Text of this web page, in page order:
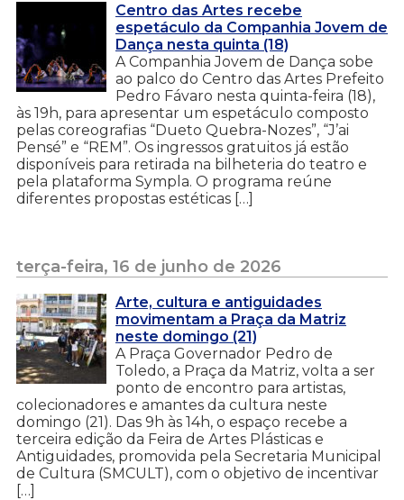
Centro das Artes recebe
espetáculo da Companhia Jovem de
Dança nesta quinta (18)
A Companhia Jovem de Dança sobe
ao palco do Centro das Artes Prefeito
Pedro Fávaro nesta quinta-feira (18),
às 19h, para apresentar um espetáculo composto
pelas coreografias “Dueto Quebra-Nozes”, “J’ai
Pensé” e “REM”. Os ingressos gratuitos já estão
disponíveis para retirada na bilheteria do teatro e
pela plataforma Sympla. O programa reúne
diferentes propostas estéticas […]
terça-feira, 16 de junho de 2026
Arte, cultura e antiguidades
movimentam a Praça da Matriz
neste domingo (21)
A Praça Governador Pedro de
Toledo, a Praça da Matriz, volta a ser
ponto de encontro para artistas,
colecionadores e amantes da cultura neste
domingo (21). Das 9h às 14h, o espaço recebe a
terceira edição da Feira de Artes Plásticas e
Antiguidades, promovida pela Secretaria Municipal
de Cultura (SMCULT), com o objetivo de incentivar
[…]